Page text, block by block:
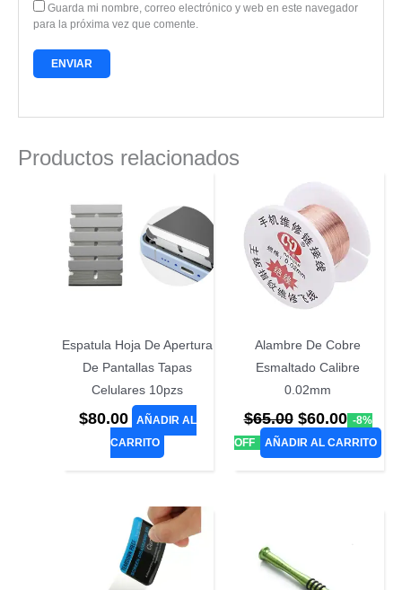
Guarda mi nombre, correo electrónico y web en este navegador
para la próxima vez que comente.
Productos relacionados
Espatula Hoja De Apertura
De Pantallas Tapas
Celulares 10pzs
$80.00
AÑADIR AL
CARRITO
Alambre De Cobre
Esmaltado Calibre
0.02mm
$65.00 El
precio
original
$60.00El
precio
actual
-8%
OFF
AÑADIR AL CARRITO